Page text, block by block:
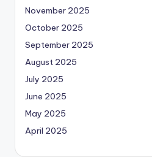
November 2025
October 2025
September 2025
August 2025
July 2025
June 2025
May 2025
April 2025